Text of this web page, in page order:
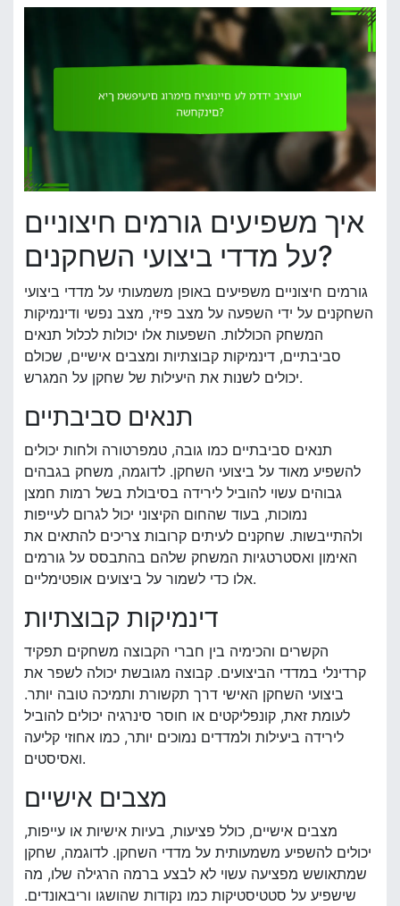
איך משפיעים גורמים חיצוניים
על מדדי ביצועי השחקנים?
גורמים חיצוניים משפיעים באופן משמעותי על מדדי ביצועי
השחקנים על ידי השפעה על מצב פיזי, מצב נפשי ודינמיקות
המשחק הכוללות. השפעות אלו יכולות לכלול תנאים
סביבתיים, דינמיקות קבוצתיות ומצבים אישיים, שכולם
יכולים לשנות את היעילות של שחקן על המגרש.
תנאים סביבתיים
תנאים סביבתיים כמו גובה, טמפרטורה ולחות יכולים
להשפיע מאוד על ביצועי השחקן. לדוגמה, משחק בגבהים
גבוהים עשוי להוביל לירידה בסיבולת בשל רמות חמצן
נמוכות, בעוד שהחום הקיצוני יכול לגרום לעייפות
ולהתייבשות. שחקנים לעיתים קרובות צריכים להתאים את
האימון ואסטרטגיות המשחק שלהם בהתבסס על גורמים
אלו כדי לשמור על ביצועים אופטימליים.
דינמיקות קבוצתיות
הקשרים והכימיה בין חברי הקבוצה משחקים תפקיד
קרדינלי במדדי הביצועים. קבוצה מגובשת יכולה לשפר את
ביצועי השחקן האישי דרך תקשורת ותמיכה טובה יותר.
לעומת זאת, קונפליקטים או חוסר סינרגיה יכולים להוביל
לירידה ביעילות ולמדדים נמוכים יותר, כמו אחוזי קליעה
ואסיסטים.
מצבים אישיים
מצבים אישיים, כולל פציעות, בעיות אישיות או עייפות,
יכולים להשפיע משמעותית על מדדי השחקן. לדוגמה, שחקן
שמתאושש מפציעה עשוי לא לבצע ברמה הרגילה שלו, מה
שישפיע על סטטיסטיקות כמו נקודות שהושגו וריבאונדים.